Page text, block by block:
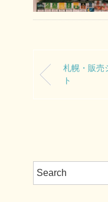
札幌・販売
ト